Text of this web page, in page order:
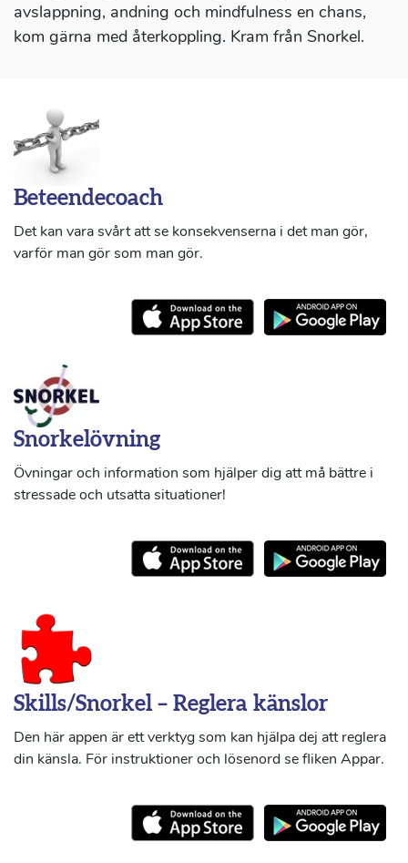
avslappning, andning och mindfulness en chans,
kom gärna med återkoppling. Kram från Snorkel.
Beteendecoach
Det kan vara svårt att se konsekvenserna i det man gör,
varför man gör som man gör.
Snorkelövning
Övningar och information som hjälper dig att må bättre i
stressade och utsatta situationer!
Skills/Snorkel – Reglera känslor
Den här appen är ett verktyg som kan hjälpa dej att reglera
din känsla. För instruktioner och lösenord se fliken Appar.